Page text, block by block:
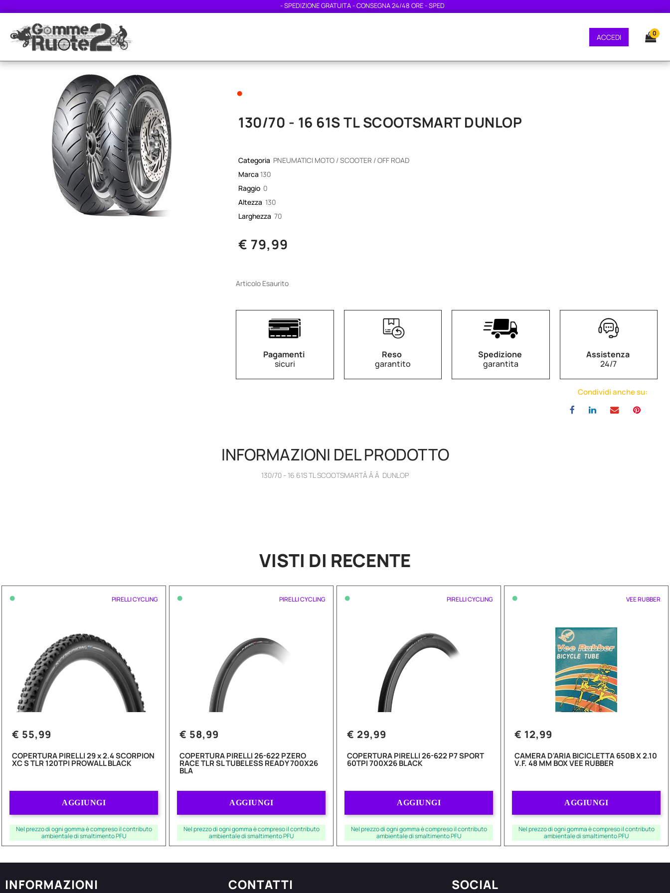
- SPEDIZIONE GRATUITA - CONSEGNA 24/48 ORE - SPEDIZIONE GRATUITA - CONSEGNA 24/48 ORE - SPEDIZIONE GRATUITA -
ACCEDI 0
•
130/70 - 16 61S TL SCOOTSMART DUNLOP
Categoria PNEUMATICI MOTO / SCOOTER / OFF ROAD
Marca 130
Raggio 0
Altezza 130
Larghezza 70
€ 79,99
Articolo Esaurito
Pagamenti
sicuri
Reso
garantito
Spedizione
garantita
Assistenza
24/7
Condividi anche su:
INFORMAZIONI DEL PRODOTTO
130/70 - 16 61S TL SCOOTSMARTÂ Â Â DUNLOP
VISTI DI RECENTE
• PIRELLI CYCLING
€ 55,99
COPERTURA PIRELLI 29 x 2.4 SCORPION
XC S TLR 120TPI PROWALL BLACK
AGGIUNGI
Nel prezzo di ogni gomma è compreso il contributo
ambientale di smaltimento PFU
• PIRELLI CYCLING
€ 58,99
COPERTURA PIRELLI 26-622 PZERO
RACE TLR SL TUBELESS READY 700X26
BLA
AGGIUNGI
Nel prezzo di ogni gomma è compreso il contributo
ambientale di smaltimento PFU
• PIRELLI CYCLING
€ 29,99
COPERTURA PIRELLI 26-622 P7 SPORT
60TPI 700X26 BLACK
AGGIUNGI
Nel prezzo di ogni gomma è compreso il contributo
ambientale di smaltimento PFU
• VEE RUBBER
€ 12,99
CAMERA D'ARIA BICICLETTA 650B X 2.10
V.F. 48 MM BOX VEE RUBBER
AGGIUNGI
Nel prezzo di ogni gomma è compreso il contributo
ambientale di smaltimento PFU
INFORMAZIONI CONTATTI SOCIAL